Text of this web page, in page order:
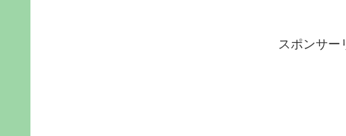
スポンサー